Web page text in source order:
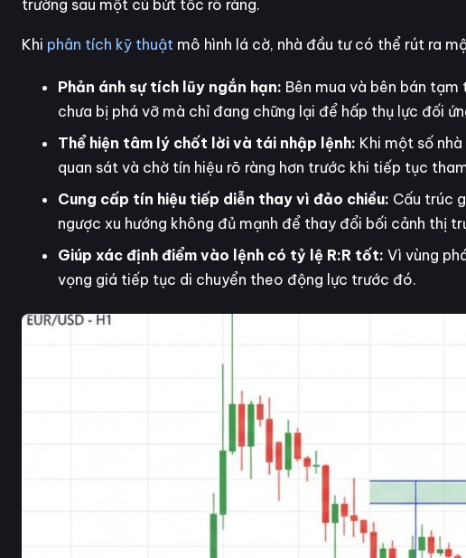
trường sau một cú bứt tốc rõ ràng.
Khi phân tích kỹ thuật mô hình lá cờ, nhà đầu tư có thể rút ra
Phản ánh sự tích lũy ngắn hạn: Bên mua và bên bán
chưa bị phá vỡ mà chỉ đang chững lại để hấp thụ lực đối
Thể hiện tâm lý chốt lời và tái nhập lệnh: Khi một số
quan sát và chờ tín hiệu rõ ràng hơn trước khi tiếp tục
Cung cấp tín hiệu tiếp diễn thay vì đảo chiều: Cấu trúc
ngược xu hướng không đủ mạnh để thay đổi bối cảnh thị
Giúp xác định điểm vào lệnh có tỷ lệ R:R tốt: Vì vùng
vọng giá tiếp tục di chuyển theo động lực trước đó.